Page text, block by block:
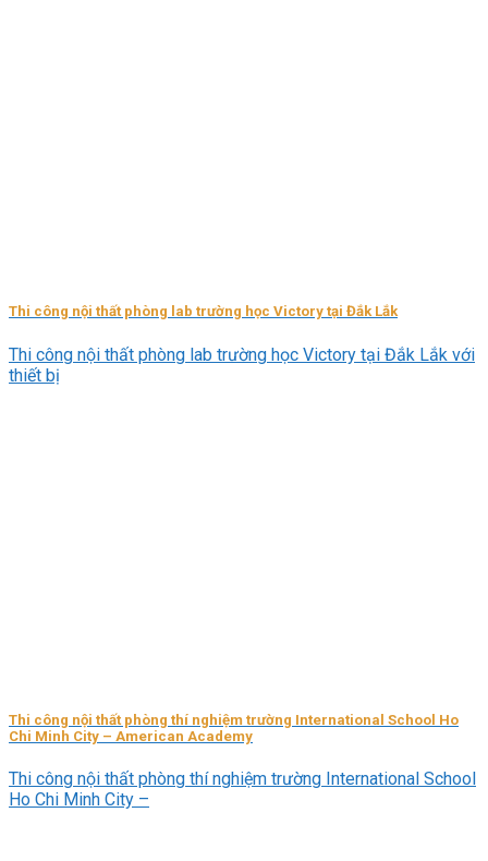
Thi công nội thất phòng lab trường học Victory tại Đắk Lắk
Thi công nội thất phòng lab trường học Victory tại Đắk Lắk với
thiết bị
Thi công nội thất phòng thí nghiệm trường International School Ho
Chi Minh City – American Academy
Thi công nội thất phòng thí nghiệm trường International School
Ho Chi Minh City –